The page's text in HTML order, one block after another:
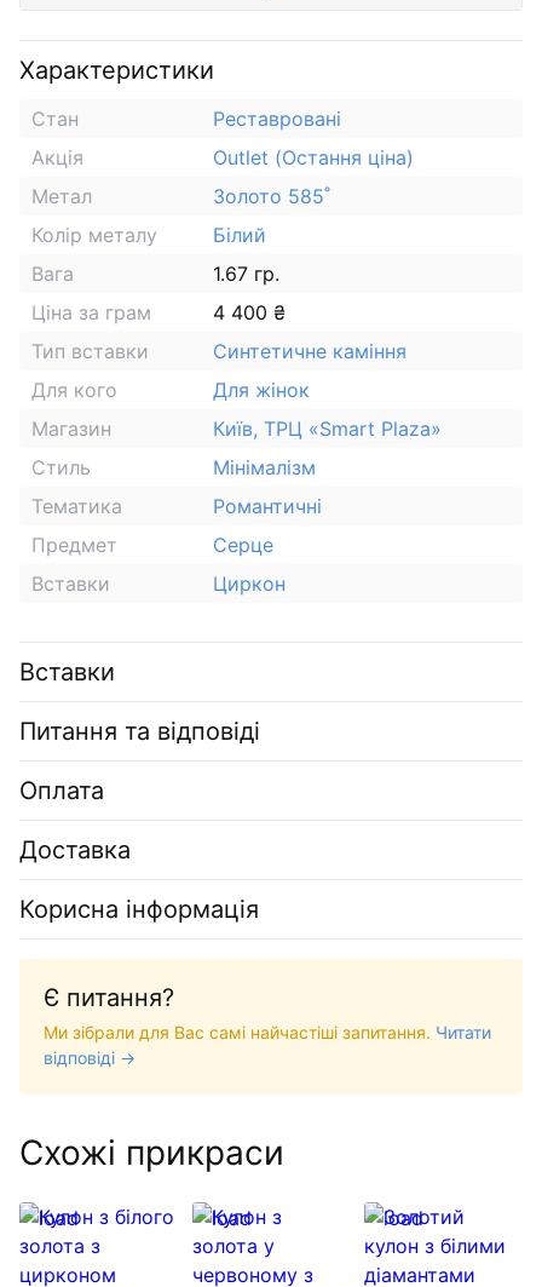
Характеристики
Стан
Реставровані
Акція
Outlet (Остання ціна)
Метал
Золото 585˚
Колір металу
Білий
Вага
1.67 гр.
Ціна за грам
4 400 ₴
Тип вставки
Синтетичне каміння
Для кого
Для жінок
Магазин
Київ, ТРЦ «Smart Plaza»
Стиль
Мінімалізм
Тематика
Романтичні
Предмет
Серце
Вставки
Циркон
Вставки
Питання та відповіді
Оплата
Доставка
Корисна інформація
Є питання?
Ми зібрали для Вас самі найчастіші запитання. Читати
відповіді →
Схожі прикраси